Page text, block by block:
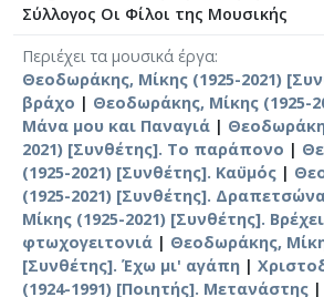
Σύλλογος Οι Φίλοι της Μουσικής
Περιέχει τα μουσικά έργα
Θεοδωράκης, Μίκης (1925-2021)
βράχο | Θεοδωράκης, Μίκης (1925-
Μάνα μου και Παναγιά |
2021) [Συνθέτης]. Το παράπονο |
(1925-2021) [Συνθέτης]. Καϋμός |
(1925-2021) [Συνθέτης].
Μίκης (1925-2021) [Συνθέτης].
φτωχογειτονιά | Θεοδωράκης,
[Συνθέτης]. Έχω μι' αγάπη |
(1924-1991) [Ποιητής]. Μετανάστης |